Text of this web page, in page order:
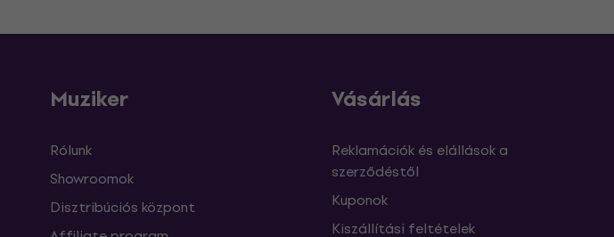
Muziker
Rólunk
Showroomok
Disztribúciós központ
Vásárlás
Reklamációk és elállások a
szerződéstől
Kuponok
Kiszállítási feltételek